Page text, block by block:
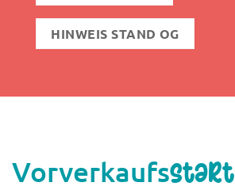
HINWEIS STAND OG
Vorverkaufsstart